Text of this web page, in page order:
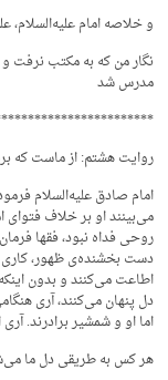
و خلاصه امام
نگار من که به
مدرس شد
روایت هشتم: از ماست که
امام صادق علیه‌السلام
می‌بینند او بر خلاف
روحی فداه نبود، فقها
دست بخشنده‌ی ظهور، کاری
اطاعت می‌کنند و بدون
دل پنهان می‌کنند، آری
اما او و شمشیر برادرند.
هر کس به طریقی دل